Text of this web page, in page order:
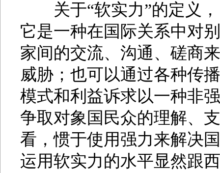
关于“软实力”的定义，
它是一种在国际关系中对
家间的交流、沟通、磋商
威胁；也可以通过各种传
模式和利益诉求以一种非
争取对象国民众的理解、
看，惯于使用强力来解决
运用软实力的水平显然跟